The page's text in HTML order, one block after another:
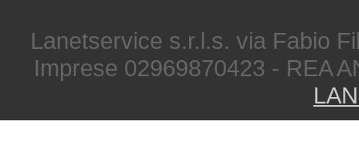
Lanetservice s.r.l.s. via Fabio
Imprese 02969870423 - REA